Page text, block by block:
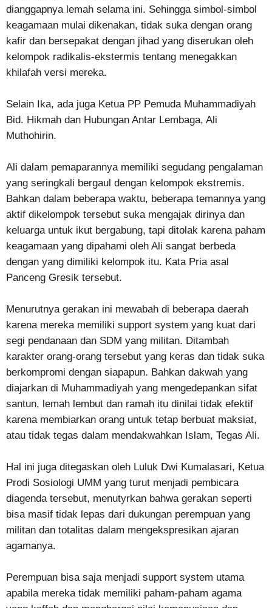
dianggapnya lemah selama ini. Sehingga simbol-simbol
keagamaan mulai dikenakan, tidak suka dengan orang
kafir dan bersepakat dengan jihad yang diserukan oleh
kelompok radikalis-ekstermis tentang menegakkan
khilafah versi mereka.
Selain Ika, ada juga Ketua PP Pemuda Muhammadiyah
Bid. Hikmah dan Hubungan Antar Lembaga, Ali
Muthohirin.
Ali dalam pemaparannya memiliki segudang pengalaman
yang seringkali bergaul dengan kelompok ekstremis.
Bahkan dalam beberapa waktu, beberapa temannya yang
aktif dikelompok tersebut suka mengajak dirinya dan
keluarga untuk ikut bergabung, tapi ditolak karena paham
keagamaan yang dipahami oleh Ali sangat berbeda
dengan yang dimiliki kelompok itu. Kata Pria asal
Panceng Gresik tersebut.
Menurutnya gerakan ini mewabah di beberapa daerah
karena mereka memiliki support system yang kuat dari
segi pendanaan dan SDM yang militan. Ditambah
karakter orang-orang tersebut yang keras dan tidak suka
berkompromi dengan siapapun. Bahkan dakwah yang
diajarkan di Muhammadiyah yang mengedepankan sifat
santun, lemah lembut dan ramah itu dinilai tidak efektif
karena membiarkan orang untuk tetap berbuat maksiat,
atau tidak tegas dalam mendakwahkan Islam, Tegas Ali.
Hal ini juga ditegaskan oleh Luluk Dwi Kumalasari, Ketua
Prodi Sosiologi UMM yang turut menjadi pembicara
diagenda tersebut, menutyrkan bahwa gerakan seperti
bisa masif tidak lepas dari dukungan perempuan yang
militan dan totalitas dalam mengekspresikan ajaran
agamanya.
Perempuan bisa saja menjadi support system utama
apabila mereka tidak memiliki paham-paham agama